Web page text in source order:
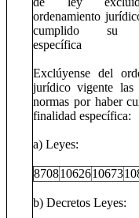
ordenamiento
cumplido su
específica
Exclúyense del
jurídico vigente las
normas por haber
finalidad específica:
a) Leyes:
87081062610673
b) Decretos Leyes: